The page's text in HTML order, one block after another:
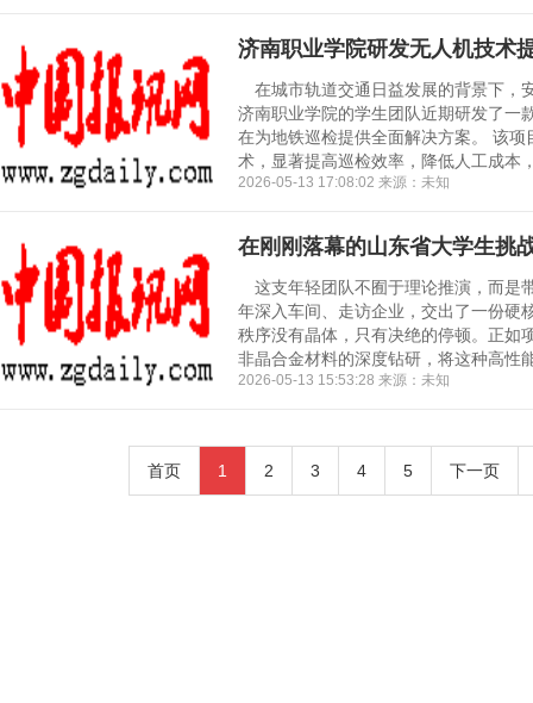
济南职业学院研发无人机技术
在城市轨道交通日益发展的背景下，
济南职业学院的学生团队近期研发了一
在为地铁巡检提供全面解决方案。 该
术，显著提高巡检效率，降低人工成本
2026-05-13 17:08:02 来源：未知
在刚刚落幕的山东省大学生挑
这支年轻团队不囿于理论推演，而是
年深入车间、走访企业，交出了一份硬
秩序没有晶体，只有决绝的停顿。正如
非晶合金材料的深度钻研，将这种高性
2026-05-13 15:53:28 来源：未知
首页 1 2 3 4 5 下一页